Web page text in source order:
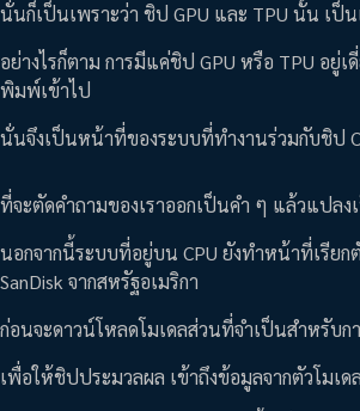
นั่นก็เป็นเพราะว่า ชิป GPU และ TPU นั้น เป็
อย่างไรก็ตาม การมีแค่ชิป GPU หรือ TPU อยู่
พิมพ์เข้าไป
นั่นจึงเป็นหน้าที่ของระบบที่ทำงานร่วมกับชิป
ที่จะตัดคำถามของเราออกเป็นคำ ๆ แล้วแปล
นอกจากนี้ระบบที่อยู่บน CPU ยังทำหน้าที่เรีย
SanDisk จากสหรัฐอเมริกา
ก่อนจะดาวน์โหลดโมเดลส่วนที่จำเป็นสำหรับก
เพื่อให้ชิปประมวลผล เข้าถึงข้อมูลจากตัวโมเด